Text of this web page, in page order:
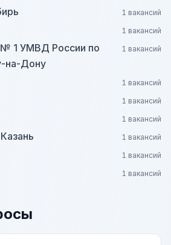
1 вакансий
1 вакансий
1 УМВД России по
на-Дону
1 вакансий
1 вакансий
1 вакансий
1 вакансий
1 вакансий
1 вакансий
1 вакансий